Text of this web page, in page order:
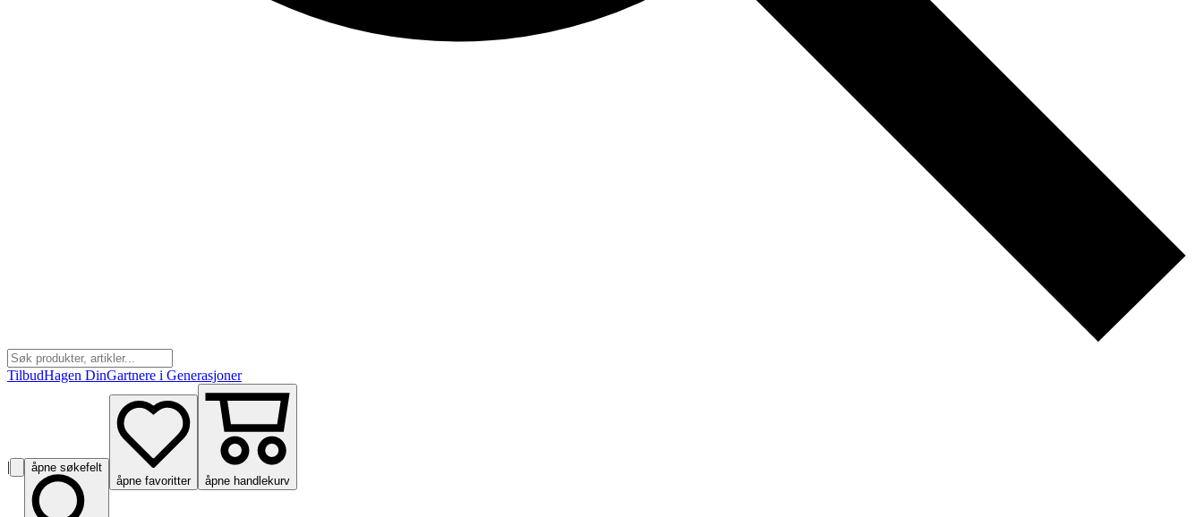
TilbudHagen DinGartnere i Generasjoner
|
åpne søkefelt
åpne favoritter
åpne handlekurv